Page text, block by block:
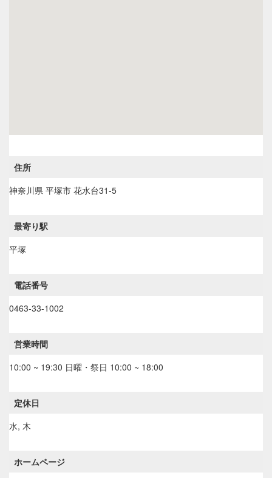
住所
神奈川県 平塚市 花水台31-5
最寄り駅
平塚
電話番号
0463-33-1002
営業時間
10:00 ~ 19:30 日曜・祭日 10:00 ~ 18:00
定休日
水, 木
ホームページ